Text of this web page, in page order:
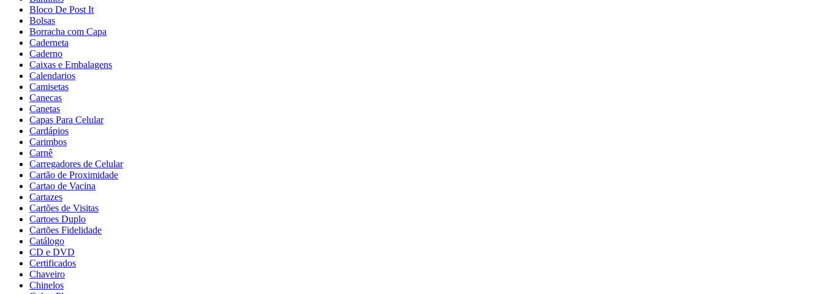
Bloco De Post It
Bolsas
Borracha com Capa
Caderneta
Caderno
Caixas e Embalagens
Calendarios
Camisetas
Canecas
Canetas
Capas Para Celular
Cardápios
Carimbos
Carnê
Carregadores de Celular
Cartão de Proximidade
Cartao de Vacina
Cartazes
Cartões de Visitas
Cartoes Duplo
Cartões Fidelidade
Catálogo
CD e DVD
Certificados
Chaveiro
Chinelos